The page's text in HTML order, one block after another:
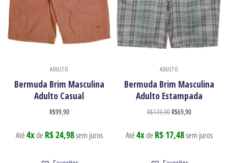
ADULTO
Bermuda Brim Masculina
Adulto Casual
R$99,90
Até 4xde R$ 24,98sem juros
ADULTO
Bermuda Brim Masculina
Adulto Estampada
R$139,90 R$69,90
Até 4xde R$ 17,48sem juros